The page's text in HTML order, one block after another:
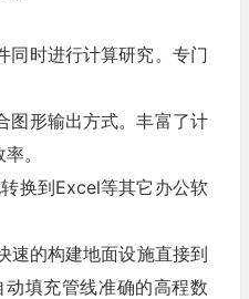
同时进行计算研究。专门
图形输出方式。丰富了计
。
换到Excel等其它办公软
速的构建地面设施直接到
填充管线准确的高程数